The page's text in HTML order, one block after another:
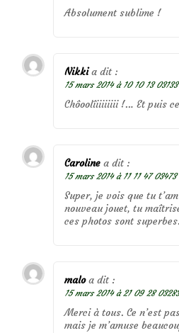
Absolument sublime !
Nikki a dit :
15 mars 2014 à 10 10 13 03133
Chôoolîiiiiiiii !… Et puis
Caroline a dit :
15 mars 2014 à 11 11 47 03473
Super, je vois que tu
nouveau jouet, tu
ces photos sont superbes.
malo a dit :
15 mars 2014 à 21 09 28 03283
Merci à tous. Ce n’est
mais je m’amuse